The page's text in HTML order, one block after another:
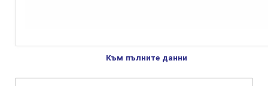
Към пълните данни